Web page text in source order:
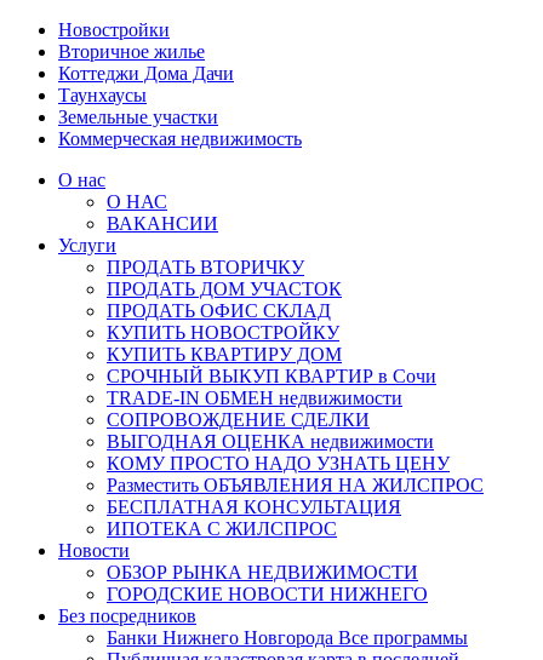
Новостройки
Вторичное жилье
Коттеджи Дома Дачи
Таунхаусы
Земельные участки
Коммерческая недвижимость
О нас
О НАС
ВАКАНСИИ
Услуги
ПРОДАТЬ ВТОРИЧКУ
ПРОДАТЬ ДОМ УЧАСТОК
ПРОДАТЬ ОФИС СКЛАД
КУПИТЬ НОВОСТРОЙКУ
КУПИТЬ КВАРТИРУ ДОМ
СРОЧНЫЙ ВЫКУП КВАРТИР в Сочи
TRADE-IN ОБМЕН недвижимости
СОПРОВОЖДЕНИЕ СДЕЛКИ
ВЫГОДНАЯ ОЦЕНКА недвижимости
КОМУ ПРОСТО НАДО УЗНАТЬ ЦЕНУ
Разместить ОБЪЯВЛЕНИЯ НА ЖИЛСПРОС
БЕСПЛАТНАЯ КОНСУЛЬТАЦИЯ
ИПОТЕКА С ЖИЛСПРОС
Новости
ОБЗОР РЫНКА НЕДВИЖИМОСТИ
ГОРОДСКИЕ НОВОСТИ НИЖНЕГО
Без посредников
Банки Нижнего Новгорода Все программы